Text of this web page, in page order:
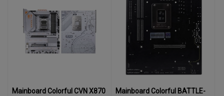
Mainboard Colorful CVN X870
Mainboard Colorful BATTLE-